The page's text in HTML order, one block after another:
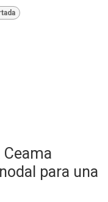
para una